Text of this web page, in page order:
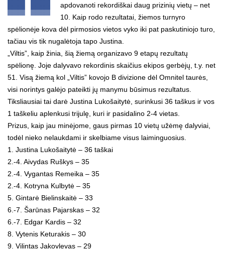
apdovanoti rekordiškai daug prizinių vietų – net
10. Kaip rodo rezultatai, žiemos turnyro
spėlionėje kova dėl pirmosios vietos vyko iki pat paskutiniojo turo,
tačiau vis tik nugalėtoja tapo Justina.
„Viltis”, kaip žinia, šią žiemą organizavo 9 etapų rezultatų
spėlionę. Joje dalyvavo rekordinis skaičius ekipos gerbėjų, t.y. net
51. Visą žiemą kol „Viltis” kovojo B divizione dėl Omnitel taurės,
visi norintys galėjo pateikti jų manymu būsimus rezultatus.
Tiksliausiai tai darė Justina Lukošaitytė, surinkusi 36 taškus ir vos
1 taškeliu aplenkusi trijulę, kuri ir pasidalino 2-4 vietas.
Prizus, kaip jau minėjome, gaus pirmas 10 vietų užėmę dalyviai,
todėl nieko nelaukdami ir skelbiame visus laiminguosius.
1. Justina Lukošaitytė – 36 taškai
2.-4. Aivydas Ruškys – 35
2.-4. Vygantas Remeika – 35
2.-4. Kotryna Kulbytė – 35
5. Gintarė Bielinskaitė – 33
6.-7. Šarūnas Pajarskas – 32
6.-7. Edgar Kardis – 32
8. Vytenis Keturakis – 30
9. Vilintas Jakovlevas – 29